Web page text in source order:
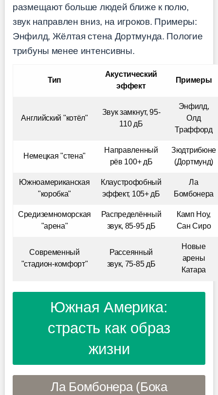
размещают больше людей ближе к полю,
звук направлен вниз, на игроков. Примеры:
Энфилд, Жёлтая стена Дортмунда. Пологие
трибуны менее интенсивны.
Тип
Акустический
эффект
Примеры
Английский "котёл"
Звук замкнут, 95-
110 дБ
Энфилд,
Олд
Траффорд
Немецкая "стена"
Направленный
рёв 100+ дБ
Зюдтрибюне
(Дортмунд)
Южноамериканская
"коробка"
Клаустрофобный
эффект, 105+ дБ
Ла
Бомбонера
Средиземноморская
"арена"
Распределённый
звук, 85-95 дБ
Камп Ноу,
Сан Сиро
Современный
"стадион-комфорт"
Рассеянный
звук, 75-85 дБ
Новые
арены
Катара
Южная Америка:
страсть как образ
жизни
Ла Бомбонера (Бока